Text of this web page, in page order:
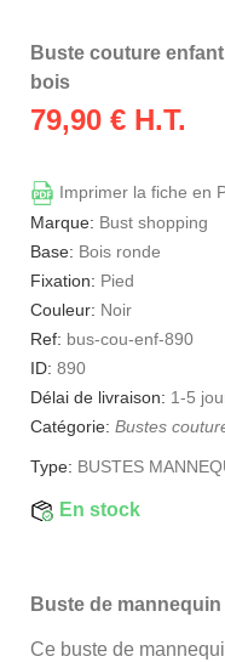
Buste couture
bois
79,90 € H.T.
Imprimer la fiche en
Marque: Bust shopping
Base: Bois ronde
Fixation: Pied
Couleur: Noir
Ref: bus-cou-enf-890
ID: 890
Délai de livraison: 1-5
Catégorie: Bustes
Type: BUSTES
En stock
Buste de
Ce buste de